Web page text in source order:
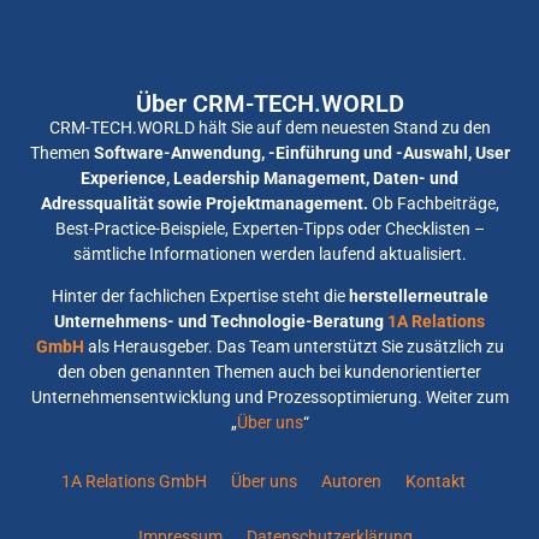
Über CRM-TECH.WORLD
CRM-TECH.WORLD hält Sie auf dem neuesten Stand zu den
Themen Software-Anwendung, -Einführung und -Auswahl, User
Experience, Leadership Management, Daten- und
Adressqualität sowie Projektmanagement. Ob Fachbeiträge,
Best-Practice-Beispiele, Experten-Tipps oder Checklisten –
sämtliche Informationen werden laufend aktualisiert.
Hinter der fachlichen Expertise steht die herstellerneutrale
Unternehmens- und Technologie-Beratung 1A Relations
GmbH als Herausgeber. Das Team unterstützt Sie zusätzlich zu
den oben genannten Themen auch bei kundenorientierter
Unternehmensentwicklung und Prozessoptimierung. Weiter zum
„Über uns“
1A Relations GmbH Über uns Autoren Kontakt